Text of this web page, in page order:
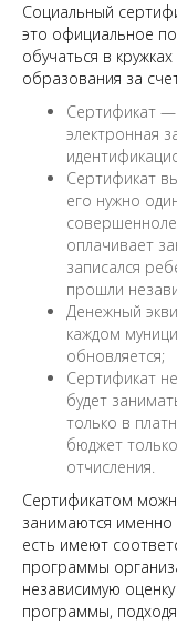
Социальный
это официальное
обучаться в
образования за
Сертификат —
электронная
Сертификат
его нужно
оплачивает
записался
прошли
Денежный
каждом
обновляется;
Сертификат
будет
только в
бюджет
отчисления.
Сертификатом
занимаются
есть имеют
программы
независимую
программы,